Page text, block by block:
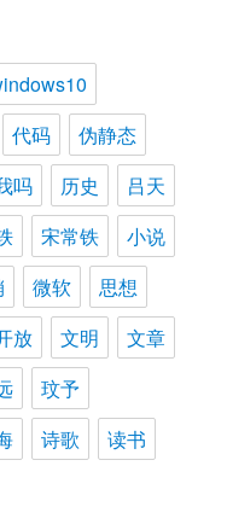
代码
伪静态
吗 历史
吕天
宋常铁
小说
微软
思想
放 文明
文章
玟予
诗歌
读书